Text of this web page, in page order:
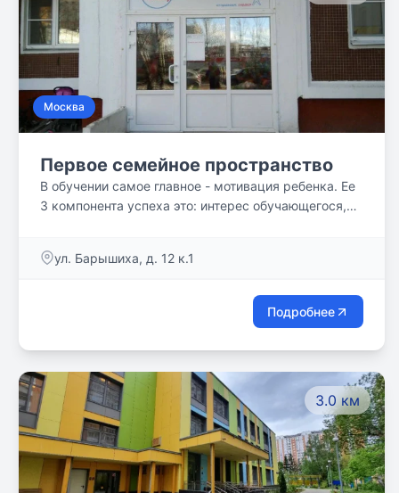
Москва
Первое семейное пространство
В обучении самое главное - мотивация ребенка. Ее
3 компонента успеха это: интерес обучающегося,
ул. Барышиха, д. 12 к.1
Подробнее
3.0 км